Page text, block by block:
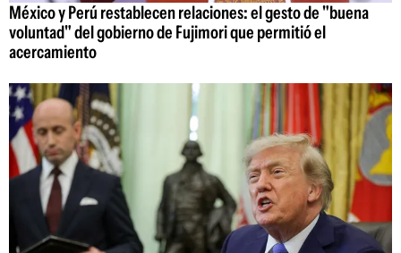
México y Perú restablecen relaciones: el gesto de "buena
voluntad" del gobierno de Fujimori que permitió el
acercamiento